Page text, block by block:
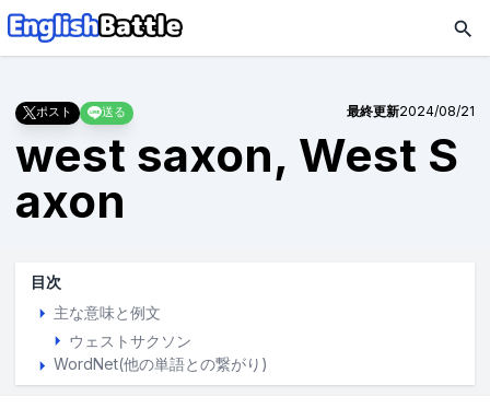
ポスト 送る 最終更新2024/08/21
west saxon, West S
axon
目次
主な意味と例文
ウェストサクソン
WordNet(他の単語との繋がり)